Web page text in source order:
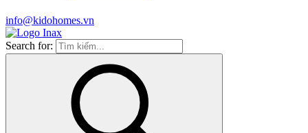
info@kidohomes.vn
Search for: